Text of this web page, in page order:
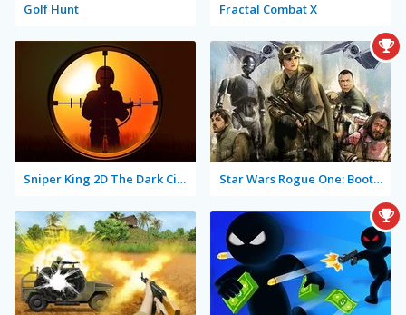
Golf Hunt Fractal Combat X
Sniper King 2D The Dark City Star Wars Rogue One: Boots on the Ground